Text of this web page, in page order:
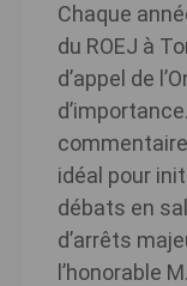
Chaque
du ROEJ à
d’appel de
idéal pour
débats en
d’arrêts
l’honorable